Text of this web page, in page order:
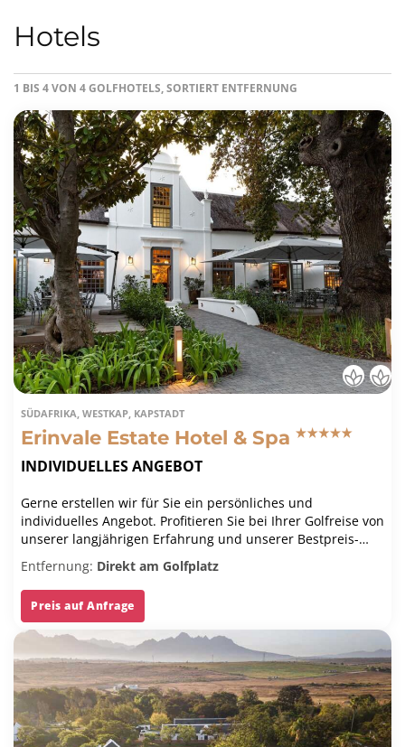
Hotels
1 BIS 4 VON 4 GOLFHOTELS, SORTIERT ENTFERNUNG
SÜDAFRIKA, WESTKAP, KAPSTADT
Erinvale Estate Hotel & Spa
INDIVIDUELLES ANGEBOT
Gerne erstellen wir für Sie ein persönliches und
individuelles Angebot. Profitieren Sie bei Ihrer Golfreise von
unserer langjährigen Erfahrung und unserer Bestpreis-
Garantie.
Entfernung: Direkt am Golfplatz
Preis auf Anfrage